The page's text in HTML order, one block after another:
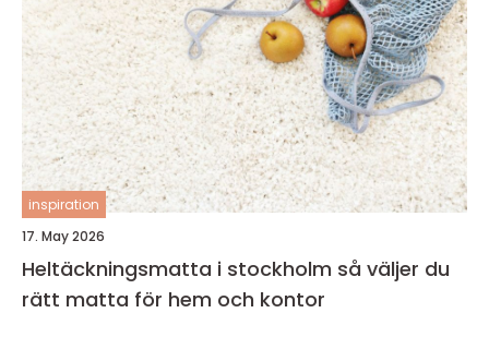
inspiration
17. May 2026
Heltäckningsmatta i stockholm så väljer du
rätt matta för hem och kontor